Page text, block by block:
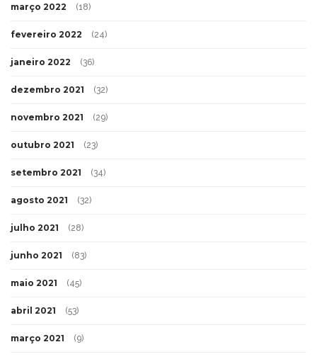
março 2022 (18)
fevereiro 2022 (24)
janeiro 2022 (36)
dezembro 2021 (32)
novembro 2021 (29)
outubro 2021 (23)
setembro 2021 (34)
agosto 2021 (32)
julho 2021 (28)
junho 2021 (83)
maio 2021 (45)
abril 2021 (53)
março 2021 (9)